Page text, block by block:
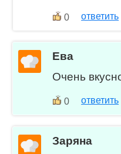
0 ответить
Eва
Очень
0 ответить
Заряна